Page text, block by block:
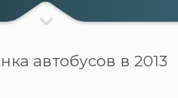
автобусов в 2013